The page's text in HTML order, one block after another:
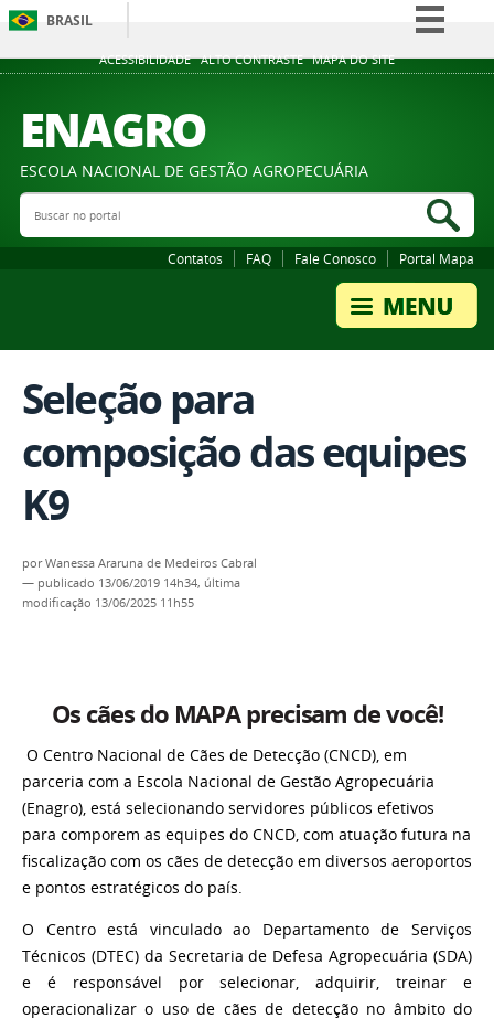
ACESSIBILIDADE ALTO CONTRASTE MAPA DO SITE
BRASIL
Simplifique!
Acesso à informação
Legislação
ENAGRO
ESCOLA NACIONAL DE GESTÃO AGROPECUÁRIA
Buscar no portal
Contatos FAQ Fale Conosco Portal Mapa
Seleção para
composição das equipes
K9
porWanessa Araruna de Medeiros Cabral
— publicado 13/06/2019 14h34, última
modificação 13/06/2025 11h55
Os cães do MAPA precisam de você!
O Centro Nacional de Cães de Detecção (CNCD), em
parceria com a Escola Nacional de Gestão Agropecuária
(Enagro), está selecionando servidores públicos efetivos
para comporem as equipes do CNCD, com atuação futura na
fiscalização com os cães de detecção em diversos aeroportos
e pontos estratégicos do país.
O Centro está vinculado ao Departamento de Serviços
Técnicos (DTEC) da Secretaria de Defesa Agropecuária (SDA)
e é responsável por selecionar, adquirir, treinar e
operacionalizar o uso de cães de detecção no âmbito do